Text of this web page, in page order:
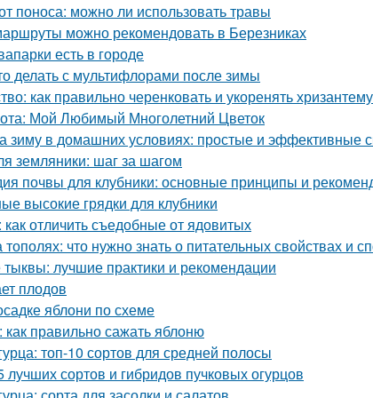
поноса: можно ли использовать травы
можно рекомендовать в Березниках
есть в городе
делать с мультифлорами после зимы
как правильно черенковать и укоренять
Мой Любимый Многолетний Цветок
зиму в домашних условиях: простые и эффективные
земляники: шаг за шагом
почвы для клубники: основные принципы и
высокие грядки для клубники
отличить съедобные от ядовитых
что нужно знать о питательных свойствах и
тыквы: лучшие практики и рекомендации
плодов
яблони по схеме
как правильно сажать яблоню
топ-10 сортов для средней полосы
лучших сортов и гибридов пучковых огурцов